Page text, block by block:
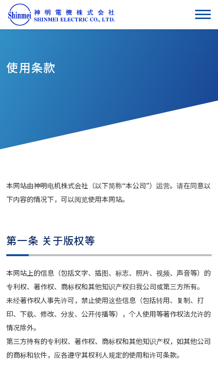
使用条款
本网站由神明电机株式会社（以下简称“本公司”）运营。请在同意以
下内容的情况下，可以阅览使用本网站。
第一条 关于版权等
本网站上的信息（包括文字、插图、标志、照片、视频、声音等）的
专利权、著作权、商标权和其他知识产权归我公司或第三方所有。
未经著作权人事先许可，禁止使用这些信息（包括转用、复制、打
印、下载、修改、分发、公开传播等），个人使用等著作权法允许的
情况除外。
第三方持有的专利权、著作权、商标权和其他知识产权，如其他公司
的商标和软件，应各遵守其权利人规定的使用和许可条款。